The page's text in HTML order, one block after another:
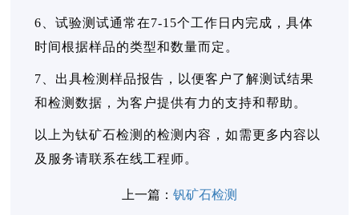
6、试验测试通常在7-15个工作日内完成，具体
时间根据样品的类型和数量而定。
7、出具检测样品报告，以便客户了解测试结果
和检测数据，为客户提供有力的支持和帮助。
以上为钛矿石检测的检测内容，如需更多内容以
及服务请联系在线工程师。
上一篇： 钒矿石检测